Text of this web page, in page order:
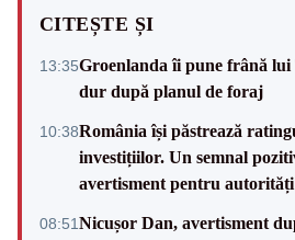
CITEȘTE ȘI
13:35Groenlanda îi pune frână
dur după planul de foraj
10:38România își păstrează
investițiilor. Un semnal
avertisment pentru autorități
08:51Nicușor Dan, avertisment